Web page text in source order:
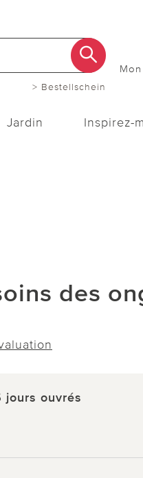
> Bestellschein
Jardin Inspirez-
des
jours ouvrés